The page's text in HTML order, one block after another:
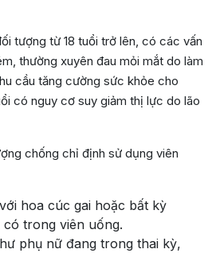
tượng từ 18 tuổi trở lên, có các vấn
thường xuyên đau mỏi mắt do làm
cầu tăng cường sức khỏe cho
có nguy cơ suy giảm thị lực do lão
chống chỉ định sử dụng viên
hoa cúc gai hoặc bất kỳ
trong viên uống.
phụ nữ đang trong thai kỳ,